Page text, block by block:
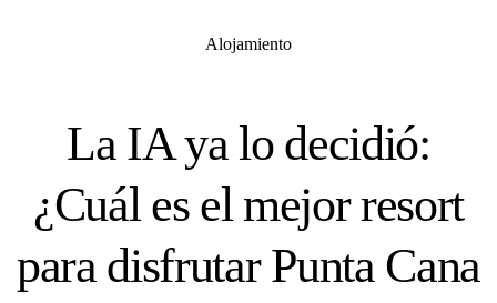
Alojamiento
La IA ya lo decidió:
¿Cuál es el mejor resort
para disfrutar Punta Cana